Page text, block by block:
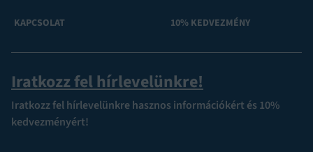
KAPCSOLAT 10% KEDVEZMÉNY
Iratkozz fel hírlevelünkre!
Iratkozz fel hírlevelünkre hasznos információkért és 10%
kedvezményért!